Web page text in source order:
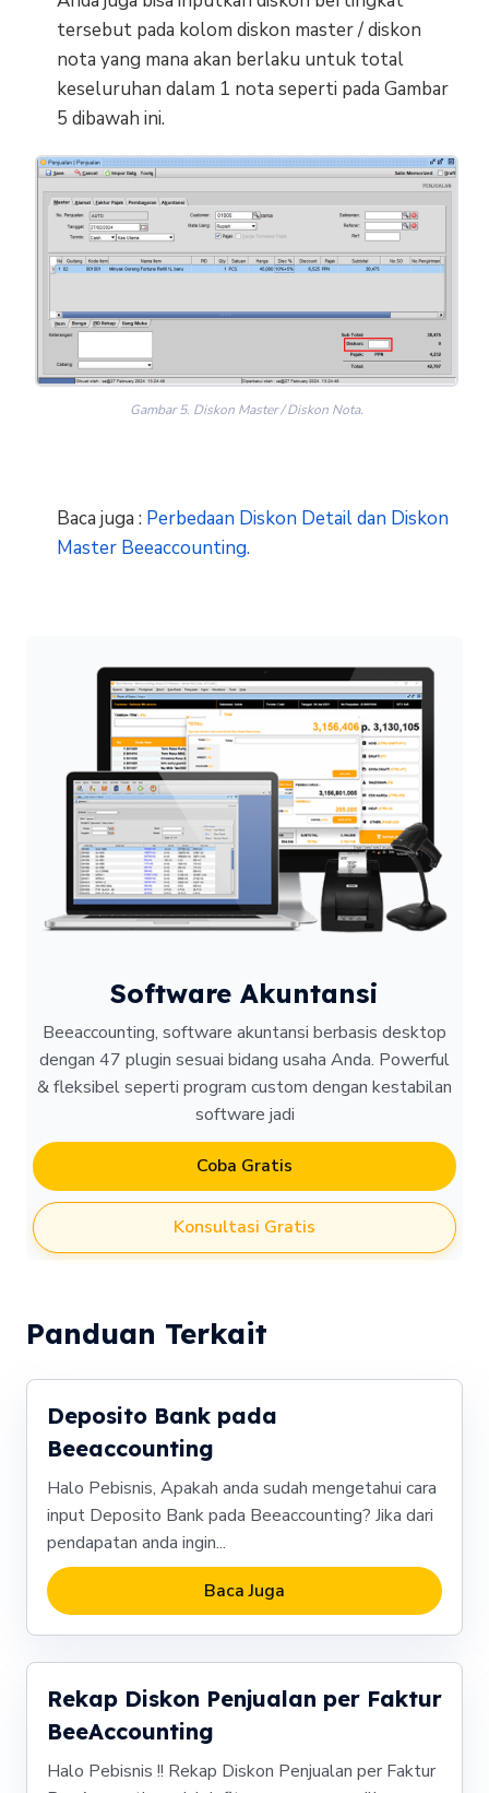
tersebut pada kolom diskon master / diskon
nota yang mana akan berlaku untuk total
keseluruhan dalam 1 nota seperti pada Gambar
5 dibawah ini.
Gambar 5. Diskon Master / Diskon Nota.
Baca juga : Perbedaan Diskon Detail dan Diskon
Master Beeaccounting.
Software Akuntansi
Beeaccounting, software akuntansi berbasis desktop
dengan 47 plugin sesuai bidang usaha Anda. Powerful
& fleksibel seperti program custom dengan kestabilan
software jadi
Coba Gratis
Konsultasi Gratis
Panduan Terkait
Deposito Bank pada
Beeaccounting
Halo Pebisnis, Apakah anda sudah mengetahui cara
input Deposito Bank pada Beeaccounting? Jika dari
pendapatan anda ingin...
Baca Juga
Rekap Diskon Penjualan per Faktur
BeeAccounting
Halo Pebisnis !! Rekap Diskon Penjualan per Faktur